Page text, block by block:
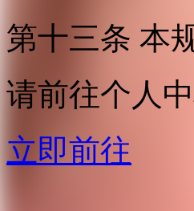
第十三条 本
请前往个人
立即前往